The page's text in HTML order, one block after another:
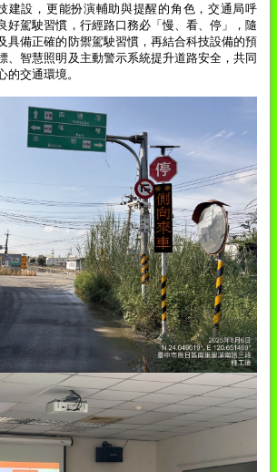
建設，更能扮演輔助與提醒的角色，交通局呼
好駕駛習慣，行經路口務必「慢、看、停」，隨
具備正確的防禦駕駛習慣，再結合科技設備的預
、智慧照明及主動警示系統提升道路安全，共同
的交通環境。